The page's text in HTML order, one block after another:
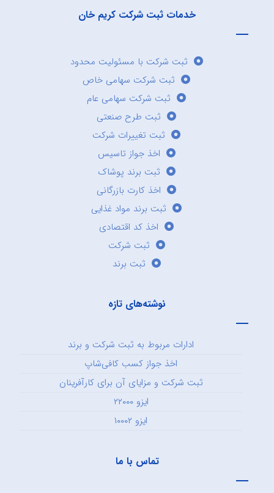
خدمات ثبت شرکت کریم خان
ثبت شرکت با مسئولیت محدود
ثبت شرکت سهامی خاص
ثبت شرکت سهامی عام
ثبت طرح صنعتی
ثبت تغییرات شرکت
اخذ جواز تاسیس
ثبت برند پوشاک
اخذ کارت بازرگانی
ثبت برند مواد غذایی
اخذ کد اقتصادی
ثبت شرکت
ثبت برند
نوشته‌های تازه
ادارات مربوط به ثبت شرکت و برند
اخذ جواز کسب کافی‌شاپ
ثبت شرکت و مزایای آن برای کارآفرینان
ایزو ۲۲۰۰۰
ایزو ۱۰۰۰۲
تماس با ما